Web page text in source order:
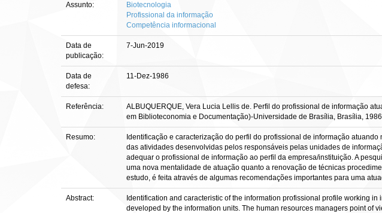
Assunto:
Biotecnologia
Profissional da informação
Competência informacional
Data de
publicação:
7-Jun-2019
Data de
defesa:
11-Dez-1986
Referência:
ALBUQUERQUE, Vera Lucia Lellis de. Perfil do profissional de informação
em Biblioteconomia e Documentação)-Universidade de Brasília, Brasília,
Resumo:
Identificação e caracterização do perfil do profissional de informação
das atividades desenvolvidas pelos responsáveis pelas unidades de
adequar o profissional de informação ao perfil da empresa/instituição. A
uma nova mentalidade de atuação quanto a renovação de técnicas
estudo, é feita através de algumas recomendações importantes para uma
Abstract:
Identification and caracteristic of the information profissional profile working
developed by the information units. The human resources managers point of